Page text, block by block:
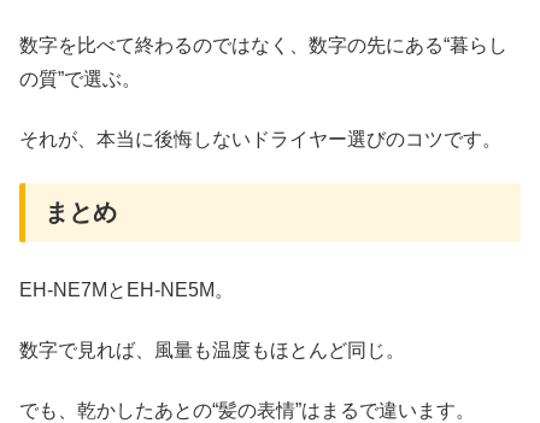
数字を比べて終わるのではなく、数字の先にある“暮らし
の質”で選ぶ。
それが、本当に後悔しないドライヤー選びのコツです。
まとめ
EH-NE7MとEH-NE5M。
数字で見れば、風量も温度もほとんど同じ。
でも、乾かしたあとの“髪の表情”はまるで違います。